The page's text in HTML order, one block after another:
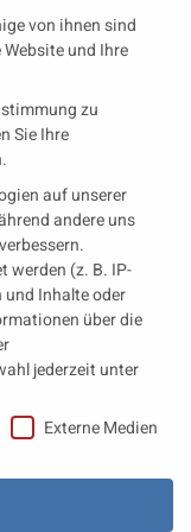
im
startet den
von ihnen sind
und Ihre
zu
Sie Ihre
auf unserer
andere uns
werden (z. B. IP-
und Inhalte oder
über die
jederzeit unter
Externe Medien